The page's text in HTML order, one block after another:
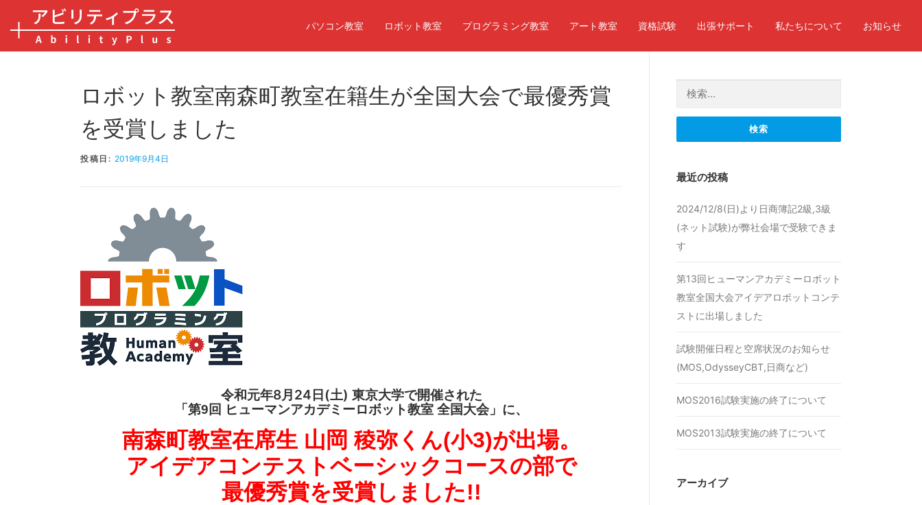
コンテンツへスキップ
パソコン教室 ロボット教室 プログラミング教室 アート教室 資格試験 出張サポート 私たちについて お知らせ
ロボット教室南森町教室在籍生が全国大会で最優秀賞
を受賞しました
投稿日: 2019年9月4日
令和元年8月24日(土) 東京大学で開催された
「第9回 ヒューマンアカデミーロボット教室 全国大会」に、
南森町教室在席生 山岡 稜弥くん(小3)が出場。
アイデアコンテストベーシックコースの部で
最優秀賞を受賞しました!!
検索:
最近の投稿
2024/12/8(日)より日商簿記2級,3級
(ネット試験)が弊社会場で受験できま
す
第13回ヒューマンアカデミーロボット
教室全国大会アイデアロボットコンテ
ストに出場しました
試験開催日程と空席状況のお知らせ
(MOS,OdysseyCBT,日商など)
MOS2016試験実施の終了について
MOS2013試験実施の終了について
アーカイブ